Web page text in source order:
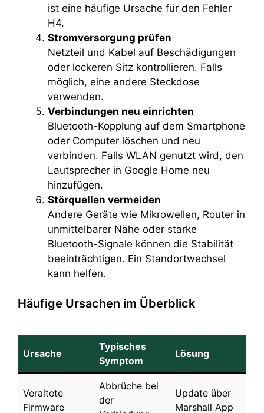
ist eine häufige Ursache für den Fehler
H4.
Stromversorgung prüfen
Netzteil und Kabel auf Beschädigungen
oder lockeren Sitz kontrollieren. Falls
möglich, eine andere Steckdose
verwenden.
Verbindungen neu einrichten
Bluetooth-Kopplung auf dem Smartphone
oder Computer löschen und neu
verbinden. Falls WLAN genutzt wird, den
Lautsprecher in Google Home neu
hinzufügen.
Störquellen vermeiden
Andere Geräte wie Mikrowellen, Router in
unmittelbarer Nähe oder starke
Bluetooth-Signale können die Stabilität
beeinträchtigen. Ein Standortwechsel
kann helfen.
Häufige Ursachen im Überblick
Ursache
Typisches
Symptom
Lösung
Veraltete
Firmware
Abbrüche bei
der
Update über
Marshall App